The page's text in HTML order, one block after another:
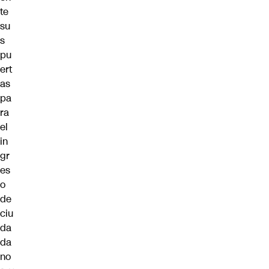
te
su
s
pu
ert
as
pa
ra
el
in
gr
es
o
de
ciu
da
da
no